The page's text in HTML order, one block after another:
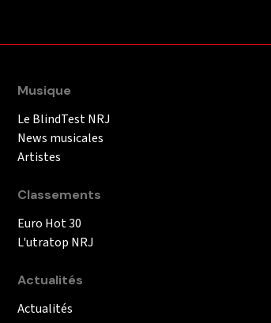
Musique
Le BlindTest NRJ
News musicales
Artistes
Classements
Euro Hot 30
L'utratop NRJ
Actualités
Actualités